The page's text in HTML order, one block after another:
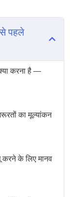
पहले
करना है —
का मूल्यांकन
के लिए मानव